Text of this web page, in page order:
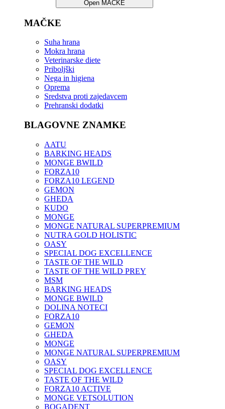
Open MAČKE
MAČKE
Suha hrana
Mokra hrana
Veterinarske diete
Priboljški
Nega in higiena
Oprema
Sredstva proti zajedavcem
Prehranski dodatki
BLAGOVNE ZNAMKE
AATU
BARKING HEADS
MONGE BWILD
FORZA10
FORZA10 LEGEND
GEMON
GHEDA
KUDO
MONGE
MONGE NATURAL SUPERPREMIUM
NUTRA GOLD HOLISTIC
OASY
SPECIAL DOG EXCELLENCE
TASTE OF THE WILD
TASTE OF THE WILD PREY
MSM
BARKING HEADS
MONGE BWILD
DOLINA NOTECI
FORZA10
GEMON
GHEDA
MONGE
MONGE NATURAL SUPERPREMIUM
OASY
SPECIAL DOG EXCELLENCE
TASTE OF THE WILD
FORZA10 ACTIVE
MONGE VETSOLUTION
BOGADENT